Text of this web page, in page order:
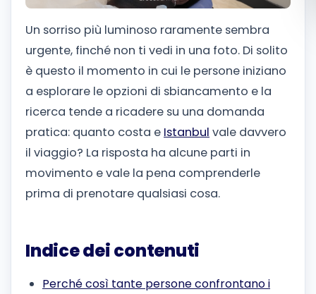
Un sorriso più luminoso raramente sembra
urgente, finché non ti vedi in una foto. Di solito
è questo il momento in cui le persone iniziano
a esplorare le opzioni di sbiancamento e la
ricerca tende a ricadere su una domanda
pratica: quanto costa e Istanbul vale davvero
il viaggio? La risposta ha alcune parti in
movimento e vale la pena comprenderle
prima di prenotare qualsiasi cosa.
Indice dei contenuti
Perché così tante persone confrontano i